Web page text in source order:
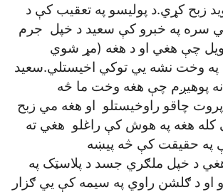
زبح کړي.د پوليسو په تعقيب کې د
سره په خبرو کې سعيد د خپل جرم
چې هغي او د هغه (مړ شوي
وخت نشه يي توکي اخيستلي.سعيد
نه پوهيږم چې هغه وخت ما څه
پروت چاقو راوخيستلو او هغه مي زبح
کله هغه په هوش کې راغلو هغي ته
په حقيقت کې څه پيښه
د خپل ملګري جسد د پلاسټک په
او د ګلشن راوي په سيمه کې يي ګزار